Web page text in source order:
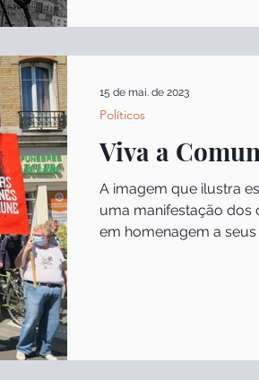
Viva a
A imagem que ilustra
uma manifestação dos
em homenagem a seus
Políticos
15 de mai. de 2023